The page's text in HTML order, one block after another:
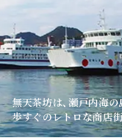
無天茶坊は、瀬戸内海の
歩すぐのレトロな商店